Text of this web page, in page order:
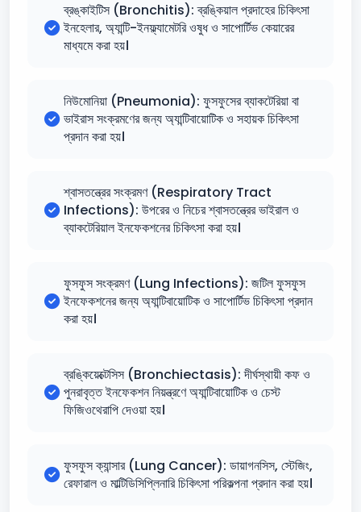
ব্রঙ্কাইটিস (Bronchitis): ব্রঙ্কিয়াল প্রদাহের চিকিৎসা
ইনহেলার, অ্যান্টি-ইনফ্ল্যামেটরি ওষুধ ও সাপোর্টিভ কেয়ারের
মাধ্যমে করা হয়।
নিউমোনিয়া (Pneumonia): ফুসফুসের ব্যাকটেরিয়া বা
ভাইরাস সংক্রমণের জন্য অ্যান্টিবায়োটিক ও সহায়ক চিকিৎসা
প্রদান করা হয়।
শ্বাসতন্ত্রের সংক্রমণ (Respiratory Tract
Infections): উপরের ও নিচের শ্বাসতন্ত্রের ভাইরাল ও
ব্যাকটেরিয়াল ইনফেকশনের চিকিৎসা করা হয়।
ফুসফুস সংক্রমণ (Lung Infections): জটিল ফুসফুস
ইনফেকশনের জন্য অ্যান্টিবায়োটিক ও সাপোর্টিভ চিকিৎসা প্রদান
করা হয়।
ব্রঙ্কিয়েক্টেসিস (Bronchiectasis): দীর্ঘস্থায়ী কফ ও
পুনরাবৃত্ত ইনফেকশন নিয়ন্ত্রণে অ্যান্টিবায়োটিক ও চেস্ট
ফিজিওথেরাপি দেওয়া হয়।
ফুসফুস ক্যান্সার (Lung Cancer): ডায়াগনসিস, স্টেজিং,
রেফারাল ও মাল্টিডিসিপ্লিনারি চিকিৎসা পরিকল্পনা প্রদান করা হয়।